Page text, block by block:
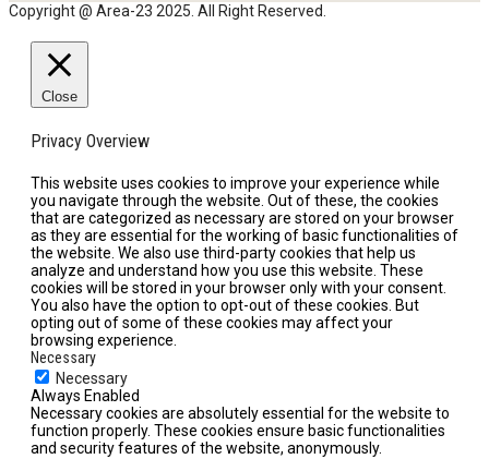
Copyright @ Area-23 2025. All Right Reserved.
Close
Privacy Overview
This website uses cookies to improve your experience while
you navigate through the website. Out of these, the cookies
that are categorized as necessary are stored on your browser
as they are essential for the working of basic functionalities of
the website. We also use third-party cookies that help us
analyze and understand how you use this website. These
cookies will be stored in your browser only with your consent.
You also have the option to opt-out of these cookies. But
opting out of some of these cookies may affect your
browsing experience.
Necessary
Necessary
Always Enabled
Necessary cookies are absolutely essential for the website to
function properly. These cookies ensure basic functionalities
and security features of the website, anonymously.